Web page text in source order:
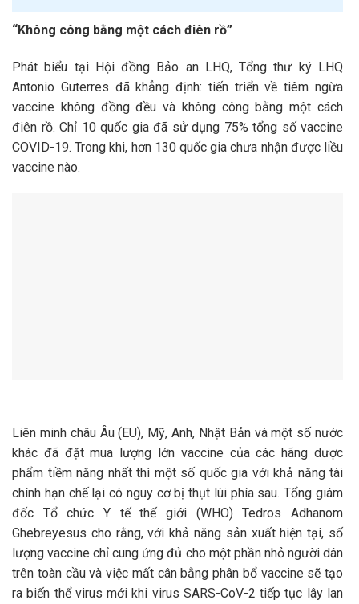
“Không công bằng một cách điên rồ”
Phát biểu tại Hội đồng Bảo an LHQ, Tổng thư ký LHQ
Antonio Guterres đã khẳng định: tiến triển về tiêm ngừa
vaccine không đồng đều và không công bằng một cách
điên rồ. Chỉ 10 quốc gia đã sử dụng 75% tổng số vaccine
COVID-19. Trong khi, hơn 130 quốc gia chưa nhận được liều
vaccine nào.
Liên minh châu Âu (EU), Mỹ, Anh, Nhật Bản và một số nước
khác đã đặt mua lượng lớn vaccine của các hãng dược
phẩm tiềm năng nhất thì một số quốc gia với khả năng tài
chính hạn chế lại có nguy cơ bị thụt lùi phía sau. Tổng giám
đốc Tổ chức Y tế thế giới (WHO) Tedros Adhanom
Ghebreyesus cho rằng, với khả năng sản xuất hiện tại, số
lượng vaccine chỉ cung ứng đủ cho một phần nhỏ người dân
trên toàn cầu và việc mất cân bằng phân bổ vaccine sẽ tạo
ra biến thể virus mới khi virus SARS-CoV-2 tiếp tục lây lan